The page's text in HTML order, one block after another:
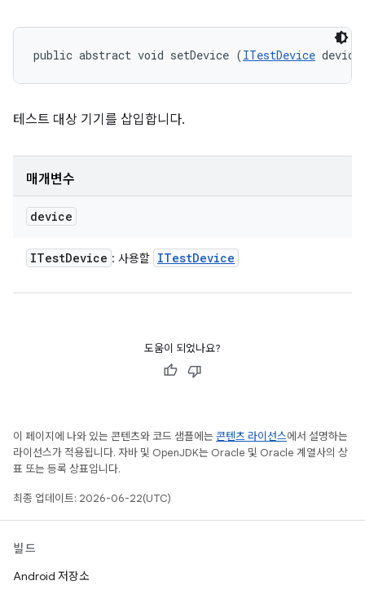
public abstract void setDevice (ITestDevice
테스트 대상 기기를 삽입합니다.
매개변수
device
ITestDevice : 사용할 ITestDevice
도움이 되었나요?
이 페이지에 나와 있는 콘텐츠와 코드 샘플에는 콘텐츠 라이선스에서 설명하는
라이선스가 적용됩니다. 자바 및 OpenJDK는 Oracle 및 Oracle 계열사의 상
표 또는 등록 상표입니다.
최종 업데이트: 2026-06-22(UTC)
빌드
Android 저장소